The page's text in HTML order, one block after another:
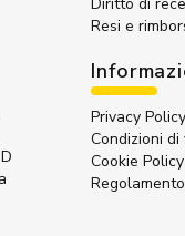
Diritto di
Resi e
Privacy Policy
Condizioni di
Cookie Policy